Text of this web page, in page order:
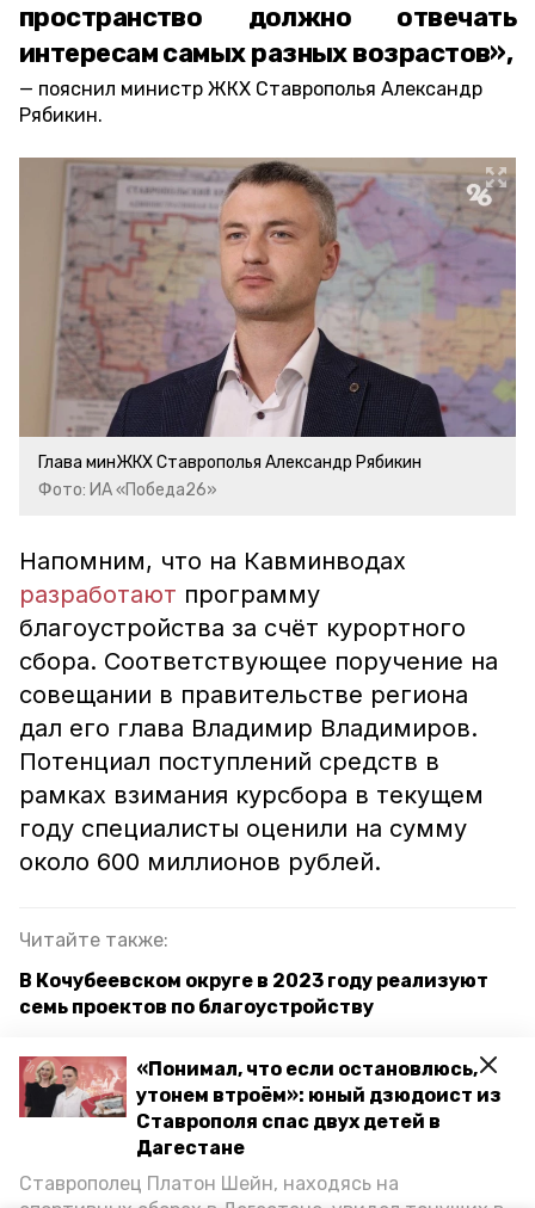
«Понимал, что если остановлюсь,
утонем втроём»: юный дзюдоист из
Ставрополя спас двух детей в
Дагестане
Ставрополец Платон Шейн, находясь на
пространство должно отвечать
интересам самых разных возрастов»,
пояснил министр ЖКХ Ставрополья Александр
Рябикин.
Глава минЖКХ Ставрополья Александр Рябикин
Фото: ИА «Победа26»
Напомним, что на Кавминводах
разработают программу
благоустройства за счёт курортного
сбора. Соответствующее поручение на
совещании в правительстве региона
дал его глава Владимир Владимиров.
Потенциал поступлений средств в
рамках взимания курсбора в текущем
году специалисты оценили на сумму
около 600 миллионов рублей.
Читайте также:
В Кочубеевском округе в 2023 году реализуют
семь проектов по благоустройству
Двухкилометровую Курортную аллею обустроят
в Кисловодске к 2025 году
Новую аллею благоустроили в Кировском округе
ставропольский край благоустройство